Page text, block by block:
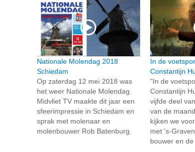
Nationale Molendag 2018
Schiedam
Op zaterdag 12 mei 2018 was
het weer Nationale Molendag.
Midvliet TV maakte dit jaar een
sfeerimpressie in Schiedam en
sprak met molenaar en
molenbouwer Rob Batenburg.
In de
Constantijn
"In de
Constantijn
vijfde deel
van de
kijken we
met 's-
bouwer en